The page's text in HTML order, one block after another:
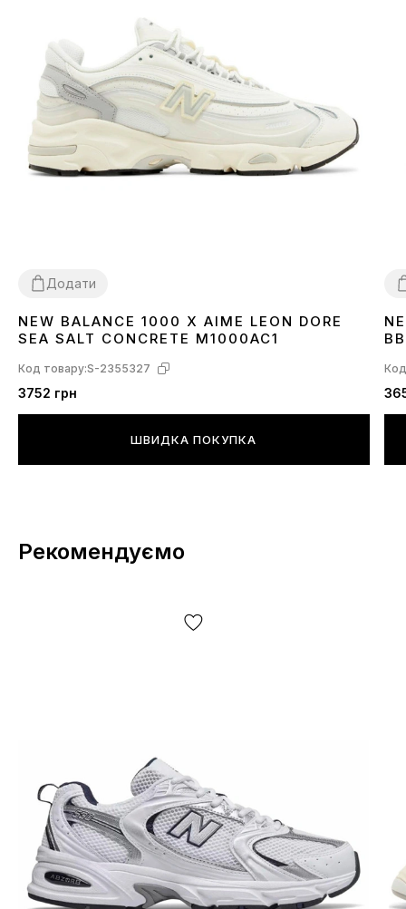
Додати
3637 3839404142 4345
NEW BALANCE 1000 X AIME LEON DORE
SEA SALT CONCRETE M1000AC1
Код товару:S-2355327
3752 грн
ШВИДКА ПОКУПКА
Рекомендуємо